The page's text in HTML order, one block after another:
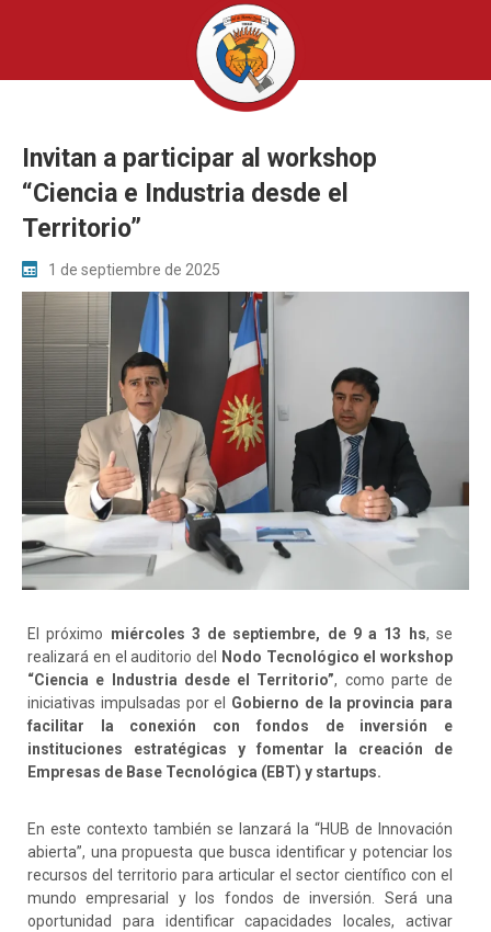
Invitan a participar al workshop
“Ciencia e Industria desde el
Territorio”
1 de septiembre de 2025
El próximo miércoles 3 de septiembre, de 9 a 13 hs, se
realizará en el auditorio del
Nodo Tecnológico el workshop
“Ciencia e Industria desde el Territorio”, como parte de
iniciativas impulsadas por el Gobierno de la provincia para
facilitar la conexión con fondos de inversión e
instituciones estratégicas y fomentar la creación de
Empresas de Base Tecnológica (EBT) y startups.
En este contexto también se lanzará la “HUB de Innovación
abierta”, una propuesta que busca identificar y potenciar los
recursos del territorio para articular el sector científico con el
mundo empresarial y los fondos de inversión. Será una
oportunidad para identificar capacidades locales, activar